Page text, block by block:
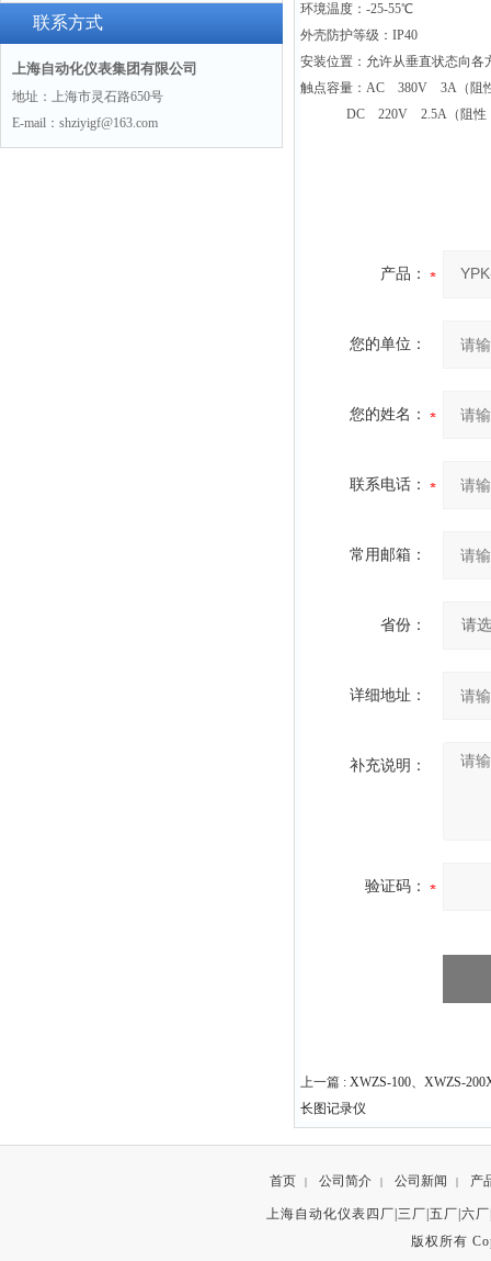
联系方式
上海自动化仪表集团有限公司
地址：上海市灵石路650号
E-mail：shziyigf@163.com
环境温度：-25-55℃
外壳防护等级：IP40
安装位置：允许从垂直状态向各
触点容量：AC 380V 3A（阻
DC 220V 2.5A（阻性
产品：
您的单位：
您的姓名：
联系电话：
常用邮箱：
省份：
详细地址：
补充说明：
验证码：
上一篇 : XWZS-100、XWZS-
长图记录仪
首页 | 公司简介 | 公司新闻 | 产
上海自动化仪表四厂|三厂|五厂|六
版权所有